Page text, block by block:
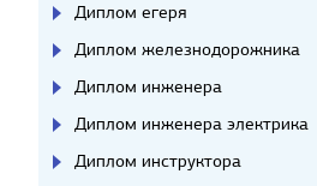
Диплом егеря
Диплом железнодорожника
Диплом инженера
Диплом инженера электрика
Диплом инструктора